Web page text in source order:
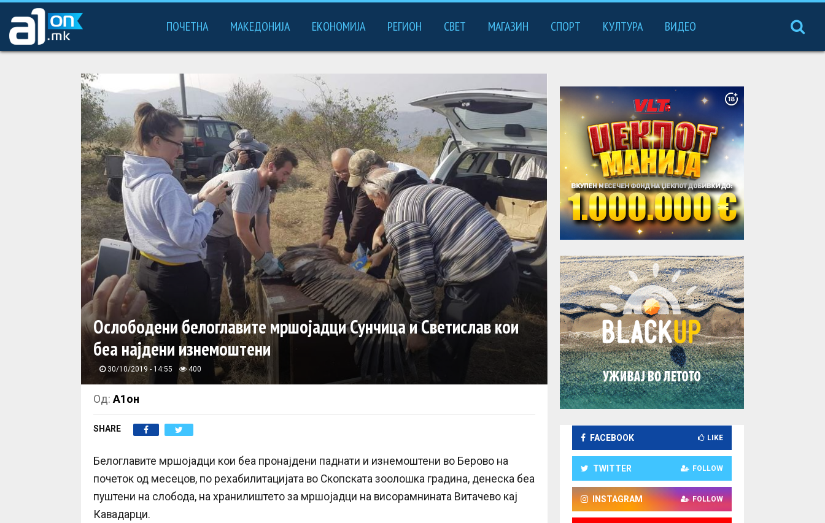
ПОЧЕТНА МАКЕДОНИЈА ЕКОНОМИЈА РЕГИОН СВЕТ МАГАЗИН СПОРТ КУЛТУРА ВИДЕО
Ослободени белоглавите мршојадци Сунчица и Светислав кои
беа најдени изнемоштени
30/10/2019 - 14:55 400
Од: А1он
SHARE
Белоглавите мршојадци кои беа пронајдени паднати и изнемоштени во Берово на
почеток од месецов, по рехабилитацијата во Скопската зоолошка градина, денеска беа
пуштени на слобода, на хранилиштето за мршојадци на висорамнината Витачево кај
Кавадарци.
FACEBOOK LIKE
TWITTER FOLLOW
INSTAGRAM FOLLOW